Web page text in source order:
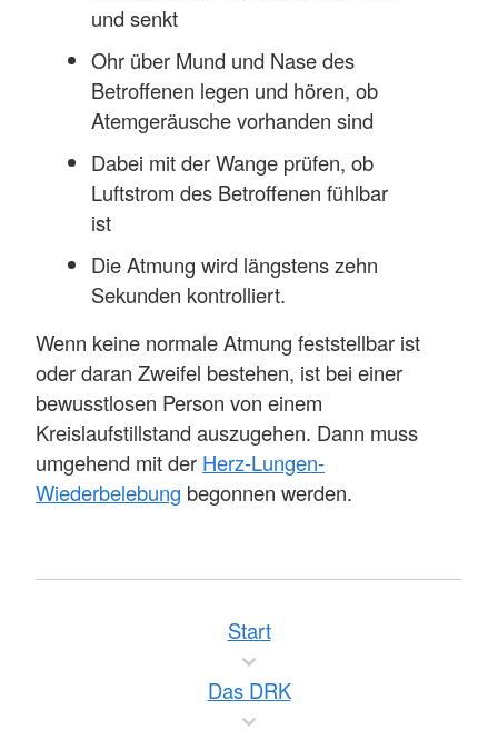
und senkt
Ohr über Mund und Nase des
Betroffenen legen und hören, ob
Atemgeräusche vorhanden sind
Dabei mit der Wange prüfen, ob
Luftstrom des Betroffenen fühlbar
ist
Die Atmung wird längstens zehn
Sekunden kontrolliert.
Wenn keine normale Atmung feststellbar ist
oder daran Zweifel bestehen, ist bei einer
bewusstlosen Person von einem
Kreislaufstillstand auszugehen. Dann muss
umgehend mit der Herz-Lungen-
Wiederbelebung begonnen werden.
Start
Das DRK